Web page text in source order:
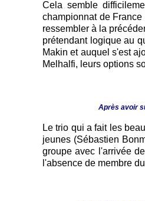
Cela semble
championnat de
ressembler à la
prétendant logique au
Makin et auquel s'est
Melhalfi, leurs options
Après avoir
Le trio qui a fait les
jeunes (Sébastien
groupe avec l'arrivée
l'absence de membre